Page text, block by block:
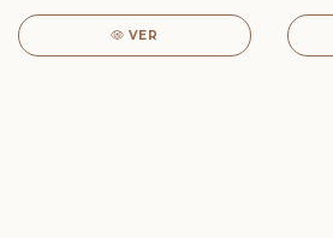
VER